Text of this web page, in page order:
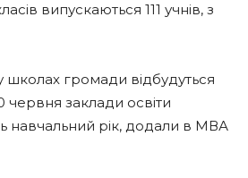
випускаються 111 учнів, з
школах громади відбудуться
заклади освіти
навчальний рік, додали в МВА